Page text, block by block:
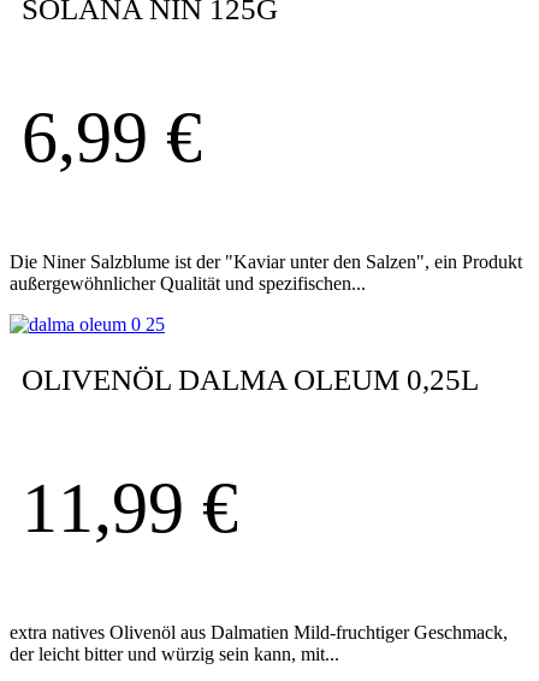
SOLANA NIN 125G
6,99 €
Die Niner Salzblume ist der "Kaviar unter den Salzen", ein Produkt
außergewöhnlicher Qualität und spezifischen...
OLIVENÖL DALMA OLEUM 0,25L
11,99 €
extra natives Olivenöl aus Dalmatien Mild-fruchtiger Geschmack,
der leicht bitter und würzig sein kann, mit...